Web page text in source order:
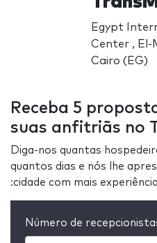
Egypt
Center , El-
Cairo (EG)
Receba 5
suas anfitriãs no
Diga-nos quantas
quantos dias e nós lhe
:cidade com mais
Número de